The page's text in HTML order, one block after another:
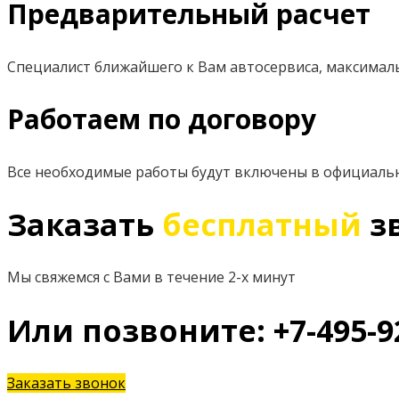
Предварительный расчет
Специалист ближайшего к Вам автосервиса,
Работаем по договору
Все необходимые работы будут включены в
Заказать бесплатный
Мы свяжемся с Вами в течение 2-х минут
Или позвоните: +7-495-
Заказать звонок